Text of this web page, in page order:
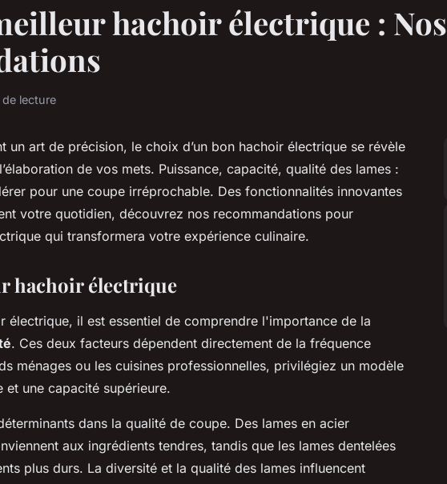
hachoir électrique : Nos
lecture
un art de précision, le choix d’un bon hachoir électrique se révèle
de vos mets. Puissance, capacité, qualité des lames :
pour une coupe irréprochable. Des fonctionnalités innovantes
votre quotidien, découvrez nos recommandations pour
qui transformera votre expérience culinaire.
hachoir électrique
électrique, il est essentiel de comprendre l'importance de la
. Ces deux facteurs dépendent directement de la fréquence
ménages ou les cuisines professionnelles, privilégiez un modèle
et une capacité supérieure.
dans la qualité de coupe. Des lames en acier
aux ingrédients tendres, tandis que les lames dentelées
plus durs. La diversité et la qualité des lames influencent